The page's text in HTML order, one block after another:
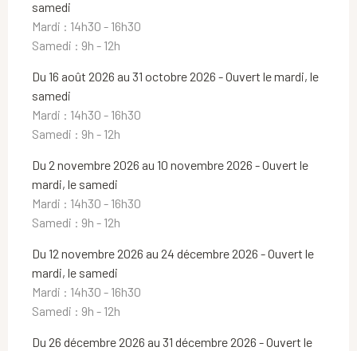
samedi
Mardi : 14h30 - 16h30
Samedi : 9h - 12h
Du 16 août 2026 au 31 octobre 2026 - Ouvert le mardi, le
samedi
Mardi : 14h30 - 16h30
Samedi : 9h - 12h
Du 2 novembre 2026 au 10 novembre 2026 - Ouvert le
mardi, le samedi
Mardi : 14h30 - 16h30
Samedi : 9h - 12h
Du 12 novembre 2026 au 24 décembre 2026 - Ouvert le
mardi, le samedi
Mardi : 14h30 - 16h30
Samedi : 9h - 12h
Du 26 décembre 2026 au 31 décembre 2026 - Ouvert le